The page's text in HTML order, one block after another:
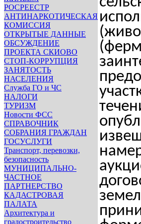
РОСРЕЕСТР
АНТИНАРКОТИЧЕСКАЯ
КОМИССИЯ
ОТКРЫТЫЕ ДАННЫЕ
ОБСУЖДЕНИЕ
ПРОЕКТА СКИОВО
СТОП-КОРРУПЦИЯ
ЗАНЯТОСТЬ
НАСЕЛЕНИЯ
Служба ГО и ЧС
НАЛОГИ
ТУРИЗМ
Новости ФСС
СПРАВОЧНИК
СОБРАНИЯ ГРАЖДАН
ГОСУСЛУГИ
Транспорт, перевозки,
безопасность
МУНИЦИПАЛЬНО-
ЧАСТНОЕ
ПАРТНЕРСТВО
КАДАСТРОВАЯ
ПАЛАТА
Архитектура и
градостроительство